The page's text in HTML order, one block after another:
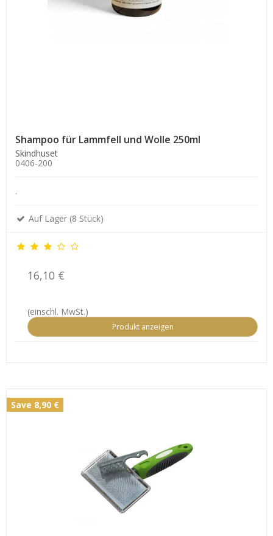
Shampoo für Lammfell und Wolle 250ml
Skindhuset
0406-200
.
Auf Lager (8 Stück)
16,10 €
(einschl. MwSt.)
Produkt anzeigen
Save 8,90 €